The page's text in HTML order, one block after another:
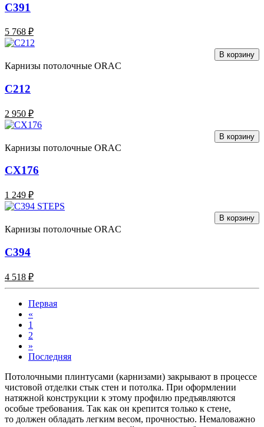
C391
5 768 ₽
В корзину
Карнизы потолочные ORAC
C212
2 950 ₽
В корзину
Карнизы потолочные ORAC
CX176
1 249 ₽
В корзину
Карнизы потолочные ORAC
C394
4 518 ₽
Первая
«
1
2
»
Последняя
Потолочными плинтусами (карнизами) закрывают в процессе
чистовой отделки стык стен и потолка. При оформлении
натяжной конструкции к этому профилю предъявляются
особые требования. Так как он крепится только к стене,
то должен обладать легким весом, прочностью. Немаловажно